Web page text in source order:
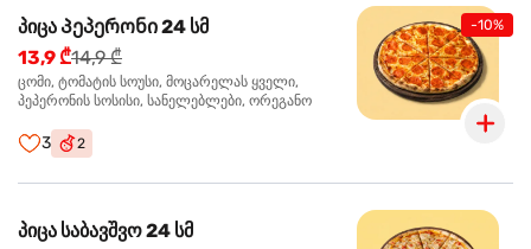
-10%
პიცა Პეპერონი 24 სმ
13,9 ₾14,9 ₾
ცომი, ტომატის სოუსი, მოცარელას ყველი,
პეპერონის სოსისი, სანელებლები, ორეგანო
3 2
პიცა საბავშვო 24 სმ